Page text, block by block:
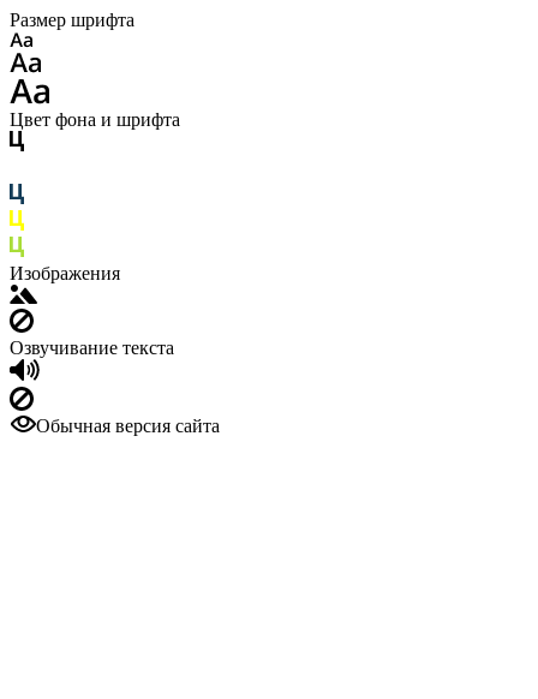
Размер шрифта
Цвет фона и шрифта
Изображения
Озвучивание текста
Обычная версия сайта